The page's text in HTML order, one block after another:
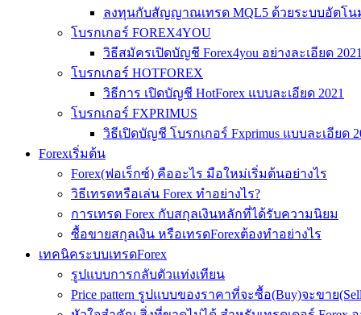
ลงทุนกับสัญญาณเทรด MQL5 ด้วยระบบอัตโน
โบรกเกอร์ FOREX4YOU
วิธีสมัครเปิดบัญชี Forex4you อย่างละเอียด 2021
โบรกเกอร์ HOTFOREX
วิธีการ เปิดบัญชี HotForex แบบละเอียด 2021
โบรกเกอร์ FXPRIMUS
วิธีเปิดบัญชี โบรกเกอร์ Fxprimus แบบละเอียด
Forexเริ่มต้น
Forex(ฟอเร็กซ์) คืออะไร มือใหม่เริ่มต้นอย่างไร
วิธีเทรดหรือเล่น Forex ทำอย่างไร?
การเทรด Forex กับสกุลเงินหลักที่ได้รับความนิยม
ซื้อขายสกุลเงิน หรือเทรดForexต้องทำอย่างไร
เทคนิคระบบเทรดForex
รูปแบบการกลับตัวแท่งเทียน
Price pattern รูปแบบของราคาที่จะซื้อ(Buy)จะขาย